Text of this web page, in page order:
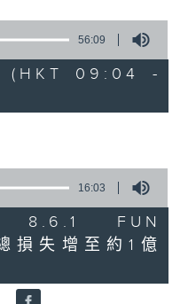
56:09
(HKT 09:04 -
16:03
8.6.1 FUN
損失增至約1億